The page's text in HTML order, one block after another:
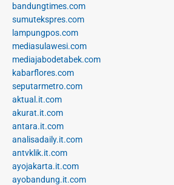
bandungtimes.com
sumutekspres.com
lampungpos.com
mediasulawesi.com
mediajabodetabek.com
kabarflores.com
seputarmetro.com
aktual.it.com
akurat.it.com
antara.it.com
analisadaily.it.com
antvklik.it.com
ayojakarta.it.com
ayobandung.it.com